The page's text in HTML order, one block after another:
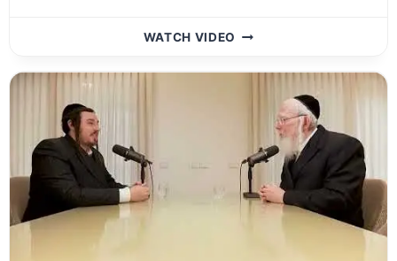
WATCH VIDEO #29:
DUKI
אידיש:
דוקי
גרינוולד